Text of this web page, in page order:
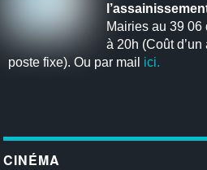
Mairies au 39
à 20h (Coût
poste fixe). Ou par mail ici.
CINÉMA